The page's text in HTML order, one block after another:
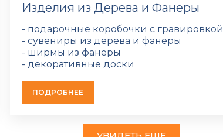
Изделия из Дерева и Фанеры
- подарочные коробочки с гравировкой
- сувениры из дерева и фанеры
- ширмы из фанеры
- декоративные доски
ПОДРОБНЕЕ